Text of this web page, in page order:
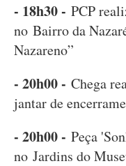
- 18h30 - PCP
no Bairro da
Nazareno”
- 20h00 - Chega
jantar de
- 20h00 - Peça
no Jardins do